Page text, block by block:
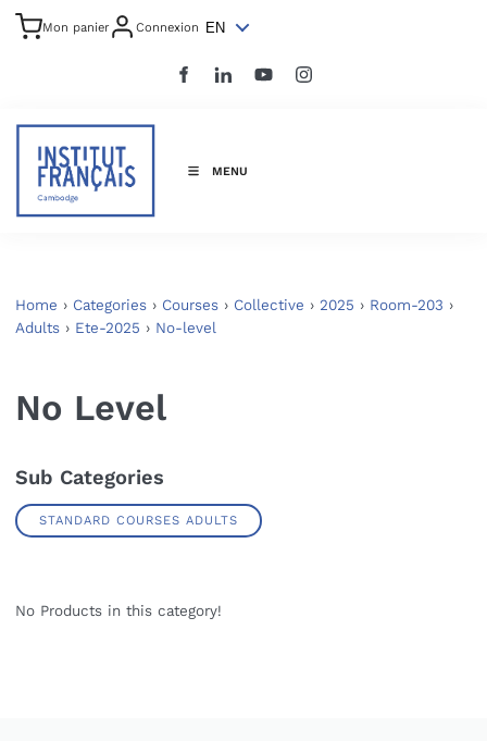
Mon panier Connexion EN
MENU
Home › Categories › Courses › Collective › 2025 › Room-203 ›
Adults › Ete-2025 › No-level
No Level
Sub Categories
STANDARD COURSES ADULTS
No Products in this category!